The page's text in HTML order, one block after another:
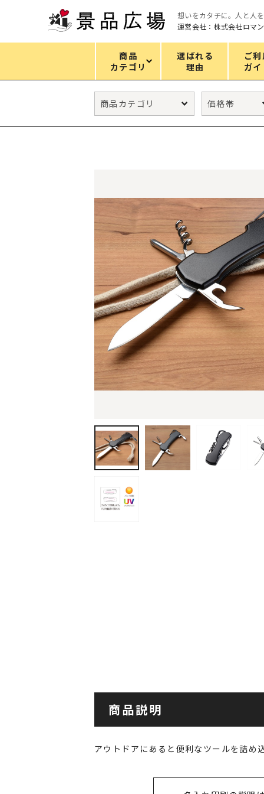
想いをカタチに。人と人
運営会社：株式会社ロマン
商品
カテゴリ
選ばれる
理由
ご利
ガイ
カテゴリ
フェイス&ボディケア
防災・防犯グッズ
ファッション雑貨
ティッシュ・ロール
ペン・筆記用具
ステーショナリー
生活雑貨・便利グッズ
衛生用品特集
カタログギフト
商品説明
アウトドアにあると便利なツールを詰め